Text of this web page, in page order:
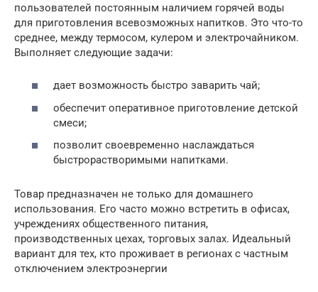
пользователей постоянным наличием горячей воды
для приготовления всевозможных напитков. Это что-то
среднее, между термосом, кулером и электрочайником.
Выполняет следующие задачи:
дает возможность быстро заварить чай;
обеспечит оперативное приготовление детской
смеси;
позволит своевременно наслаждаться
быстрорастворимыми напитками.
Товар предназначен не только для домашнего
использования. Его часто можно встретить в офисах,
учреждениях общественного питания,
производственных цехах, торговых залах. Идеальный
вариант для тех, кто проживает в регионах с частным
отключением электроэнергии